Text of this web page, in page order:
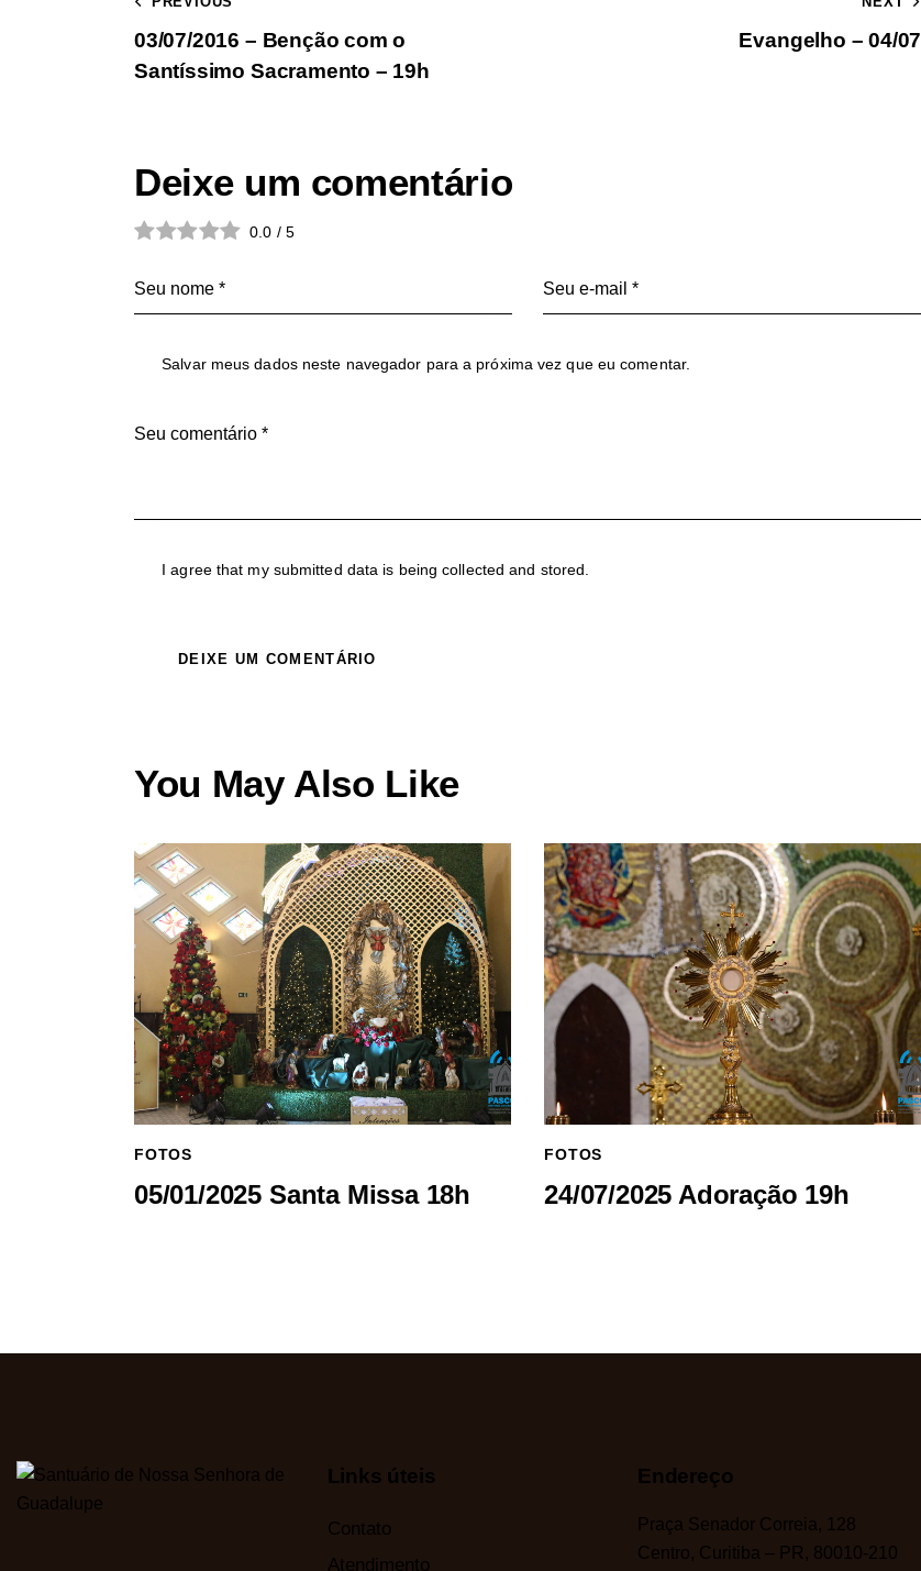
03/07/2016 – Benção com o
Santíssimo Sacramento – 19h
Evangelho – 04/07
Deixe um comentário
0.0 / 5
Salvar meus dados neste navegador para a próxima vez que eu comentar.
I agree that my submitted data is being collected and stored.
You May Also Like
FOTOS
05/01/2025 Santa Missa 18h
FOTOS
24/07/2025 Adoração 19h
Links úteis
Contato
Atendimento
Endereço
Praça Senador Correia, 128
Centro, Curitiba – PR, 80010-210